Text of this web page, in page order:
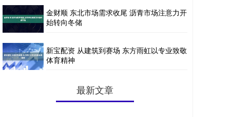
金财顺 东北市场需求收尾 沥青市场注意力开
始转向冬储
新宝配资 从建筑到赛场 东方雨虹以专业致敬
体育精神
最新文章